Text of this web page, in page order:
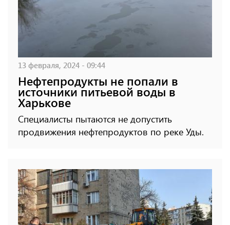
13 февраля, 2024 - 09:44
Нефтепродукты не попали в
источники питьевой воды в
Харькове
Специалисты пытаются не допустить
продвижения нефтепродуктов по реке Уды.